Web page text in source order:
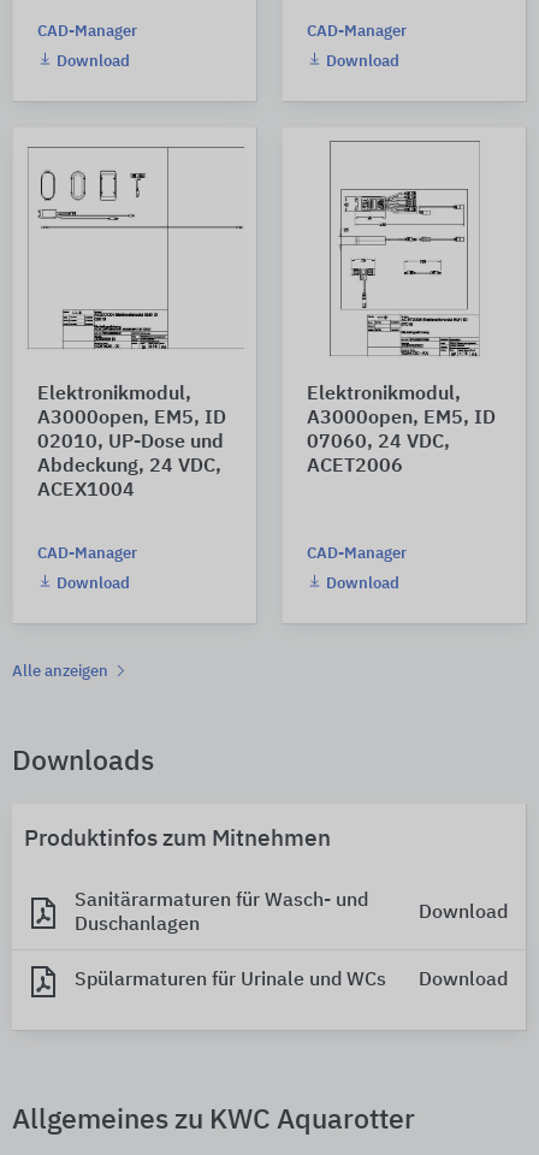
CAD-Manager
Download
CAD-Manager
Download
Elektronikmodul,
A3000open, EM5, ID
02010, UP-Dose und
Abdeckung, 24 VDC,
ACEX1004
CAD-Manager
Download
Elektronikmodul,
A3000open, EM5, ID
07060, 24 VDC,
ACET2006
CAD-Manager
Download
Alle anzeigen
Downloads
Produktinfos zum Mitnehmen
Sanitärarmaturen für Wasch- und
Duschanlagen
Download
Spülarmaturen für Urinale und WCs Download
Allgemeines zu KWC Aquarotter